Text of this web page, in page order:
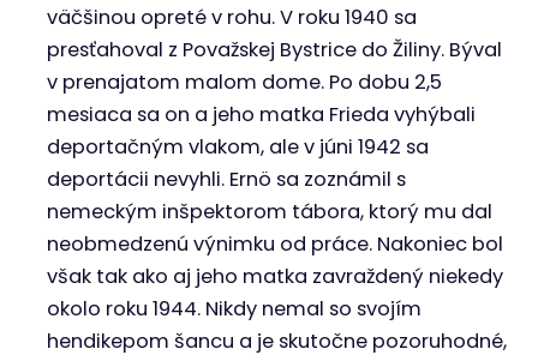
väčšinou opreté v rohu. V roku 1940 sa
presťahoval z Považskej Bystrice do Žiliny. Býval
v prenajatom malom dome. Po dobu 2,5
mesiaca sa on a jeho matka Frieda vyhýbali
deportačným vlakom, ale v júni 1942 sa
deportácii nevyhli. Ernö sa zoznámil s
nemeckým inšpektorom tábora, ktorý mu dal
neobmedzenú výnimku od práce. Nakoniec bol
však tak ako aj jeho matka zavraždený niekedy
okolo roku 1944. Nikdy nemal so svojím
hendikepom šancu a je skutočne pozoruhodné,